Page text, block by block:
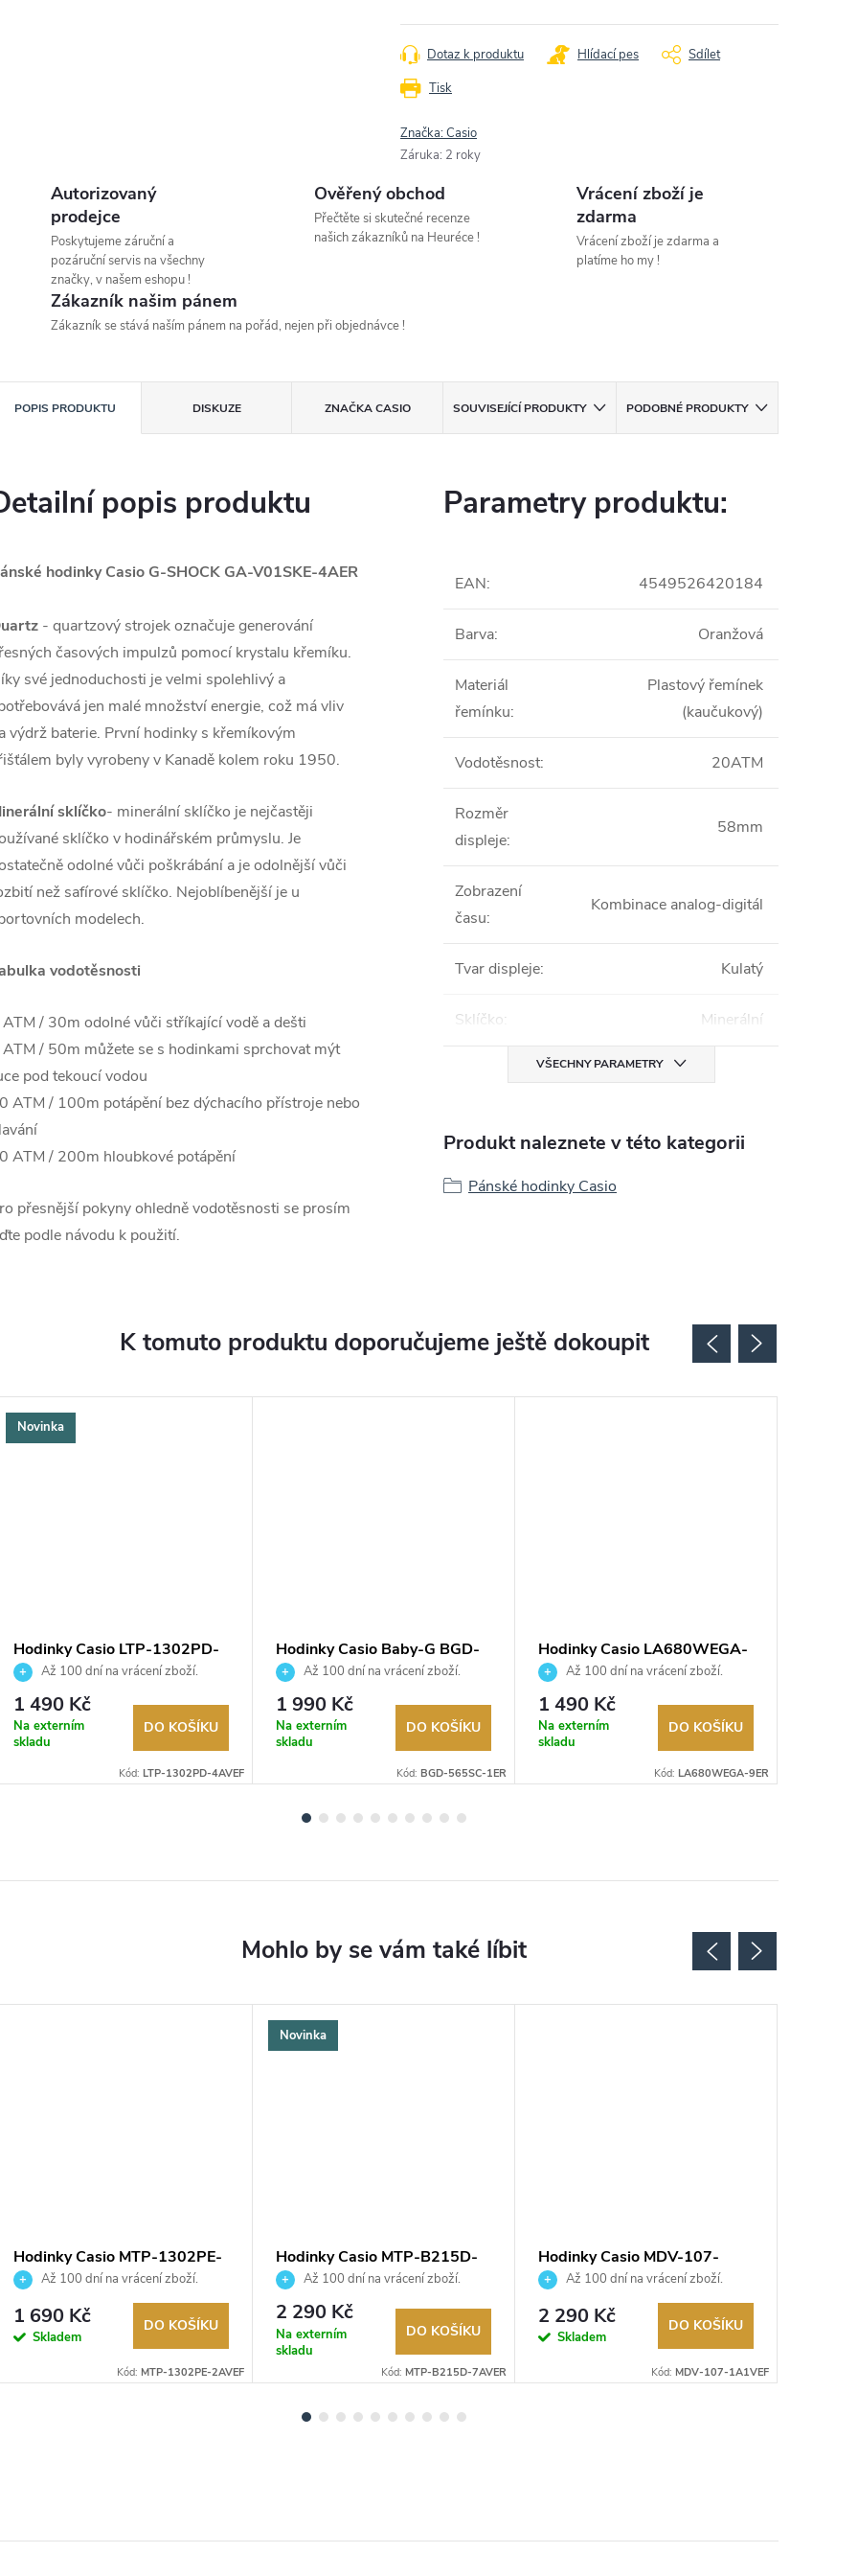
Tisk
Dotaz k produktu Hlídací pes Sdílet
Značka:Casio
Záruka: 2 roky
Autorizovaný
prodejce
Poskytujeme záruční a
pozáruční servis na všechny
značky, v našem eshopu !
Ověřený obchod
Přečtěte si skutečné recenze
našich zákazníků na Heuréce !
Vrácení zboží je
zdarma
Vrácení zboží je zdarma a
platíme ho my !
Zákazník našim pánem
Zákazník se stává naším pánem na pořád, nejen při objednávce !
POPIS PRODUKTU DISKUZE ZNAČKACASIO SOUVISEJÍCÍ PRODUKTY PODOBNÉ PRODUKTY
popis produktu
hodinky Casio G-SHOCK GA-V01SKE-4AER
- quartzový strojek označuje generování
časových impulzů pomocí krystalu křemíku.
své jednoduchosti je velmi spolehlivý a
jen malé množství energie, což má vliv
výdrž baterie. První hodinky s křemíkovým
byly vyrobeny v Kanadě kolem roku 1950.
sklíčko- minerální sklíčko je nejčastěji
sklíčko v hodinářském průmyslu. Je
odolné vůči poškrábání a je odolnější vůči
než safírové sklíčko. Nejoblíbenější je u
modelech.
vodotěsnosti
/ 30m odolné vůči stříkající vodě a dešti
/ 50m můžete se s hodinkami sprchovat mýt
pod tekoucí vodou
ATM / 100m potápění bez dýchacího přístroje nebo
ATM / 200m hloubkové potápění
přesnější pokyny ohledně vodotěsnosti se prosím
podle návodu k použití.
Parametry produktu:
EAN: 4549526420184
Barva: Oranžová
Materiál
řemínku:
Plastový řemínek
(kaučukový)
Vodotěsnost: 20ATM
Rozměr
displeje:
58mm
Zobrazení
času:
Kombinace analog-digitál
Tvar displeje: Kulatý
Sklíčko: Minerální
VŠECHNY PARAMETRY
Produkt naleznete v této kategorii
Pánské hodinky Casio
K tomuto produktu doporučujeme ještě dokoupit
Novinka
Hodinky Casio LTP-1302PD-
4AVEFAž 100 dní na vrácení zboží.
Autorizovaný prodejce.
1 490 Kč
Na externím
skladu
DO KOŠÍKU
Kód: LTP-1302PD-4AVEF
Hodinky Casio Baby-G BGD-
565SC-1ER
Až 100 dní na vrácení zboží.
Autorizovaný prodejce.
1 990 Kč
Na externím
skladu
DO KOŠÍKU
Kód: BGD-565SC-1ER
Hodinky Casio LA680WEGA-
9ERAž 100 dní na vrácení zboží.
Autorizovaný prodejce.
1 490 Kč
Na externím
skladu
DO KOŠÍKU
Kód: LA680WEGA-9ER
Hodinky Casio MTP-1302PE-
2AVEFAž 100 dní na vrácení zboží.
Autorizovaný prodejce.
1 690 Kč
Skladem
DO KOŠÍKU
Kód: MTP-1302PE-2AVEF
Novinka
Hodinky Casio MTP-B215D-
7AVERAž 100 dní na vrácení zboží.
Autorizovaný prodejce.
2 290 Kč
Na externím
skladu
DO KOŠÍKU
Kód: MTP-B215D-7AVER
Hodinky Casio MDV-107-
1A1VEFAž 100 dní na vrácení zboží.
Autorizovaný prodejce.
2 290 Kč
Skladem
DO KOŠÍKU
Kód: MDV-107-1A1VEF